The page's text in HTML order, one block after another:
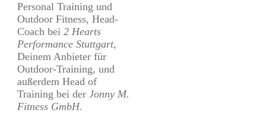
Personal Training und
Outdoor Fitness, Head-
Coach bei 2 Hearts
Performance Stuttgart,
Deinem Anbieter für
Outdoor-Training, und
außerdem Head of
Training bei der Jonny M.
Fitness GmbH.